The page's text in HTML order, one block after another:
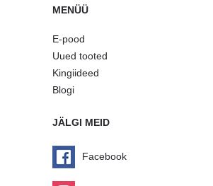
MENÜÜ
E-pood
Uued tooted
Kingiideed
Blogi
JÄLGI MEID
Facebook